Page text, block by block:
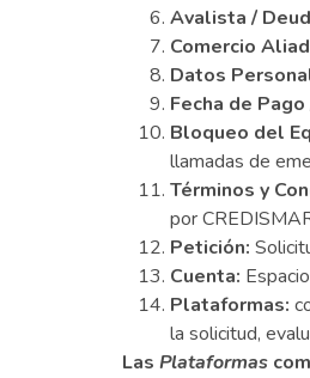
Avalista /
Comercio
Datos
Fecha de
Bloqueo del
llamadas de
Términos y
por
Petición:
Cuenta:
Plataformas:
la solicitud,
Las Plataformas